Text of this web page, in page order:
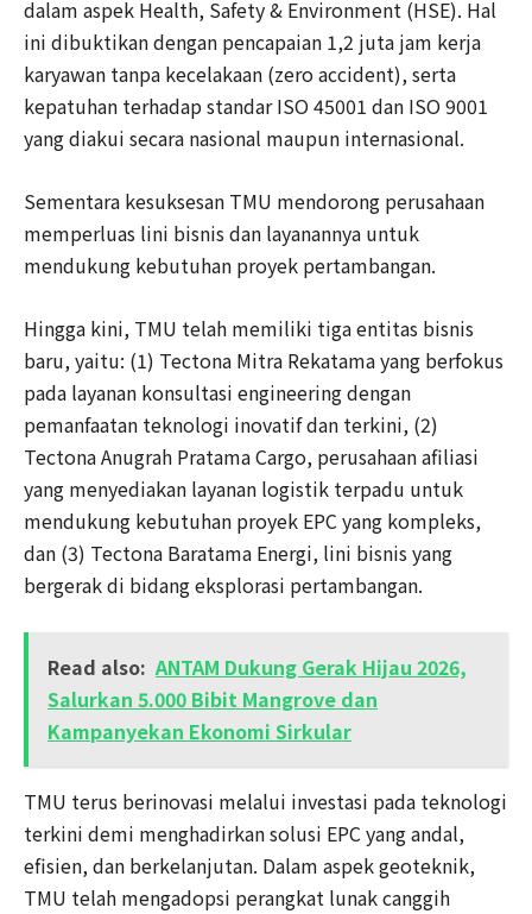
dalam aspek Health, Safety & Environment (HSE). Hal
ini dibuktikan dengan pencapaian 1,2 juta jam kerja
karyawan tanpa kecelakaan (zero accident), serta
kepatuhan terhadap standar ISO 45001 dan ISO 9001
yang diakui secara nasional maupun internasional.
Sementara kesuksesan TMU mendorong perusahaan
memperluas lini bisnis dan layanannya untuk
mendukung kebutuhan proyek pertambangan.
Hingga kini, TMU telah memiliki tiga entitas bisnis
baru, yaitu: (1) Tectona Mitra Rekatama yang berfokus
pada layanan konsultasi engineering dengan
pemanfaatan teknologi inovatif dan terkini, (2)
Tectona Anugrah Pratama Cargo, perusahaan afiliasi
yang menyediakan layanan logistik terpadu untuk
mendukung kebutuhan proyek EPC yang kompleks,
dan (3) Tectona Baratama Energi, lini bisnis yang
bergerak di bidang eksplorasi pertambangan.
Read also: ANTAM Dukung Gerak Hijau 2026,
Salurkan 5.000 Bibit Mangrove dan
Kampanyekan Ekonomi Sirkular
TMU terus berinovasi melalui investasi pada teknologi
terkini demi menghadirkan solusi EPC yang andal,
efisien, dan berkelanjutan. Dalam aspek geoteknik,
TMU telah mengadopsi perangkat lunak canggih